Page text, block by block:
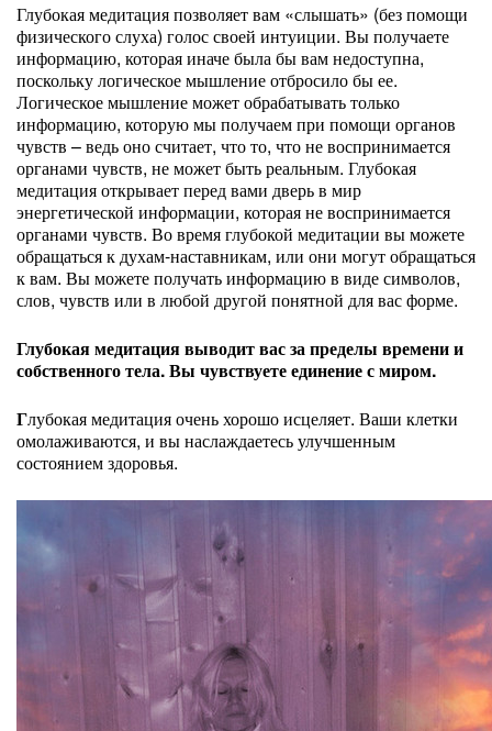
Глубокая медитация позволяет вам «слышать» (без помощи
физического слуха) голос своей интуиции. Вы получаете
информацию, которая иначе была бы вам недоступна,
поскольку логическое мышление отбросило бы ее.
Логическое мышление может обрабатывать только
информацию, которую мы получаем при помощи органов
чувств – ведь оно считает, что то, что не воспринимается
органами чувств, не может быть реальным. Глубокая
медитация открывает перед вами дверь в мир
энергетической информации, которая не воспринимается
органами чувств. Во время глубокой медитации вы можете
обращаться к духам-наставникам, или они могут обращаться
к вам. Вы можете получать информацию в виде символов,
слов, чувств или в любой другой понятной для вас форме.
Глубокая медитация выводит вас за пределы времени и
собственного тела. Вы чувствуете единение с миром.
Глубокая медитация очень хорошо исцеляет. Ваши клетки
омолаживаются, и вы наслаждаетесь улучшенным
состоянием здоровья.